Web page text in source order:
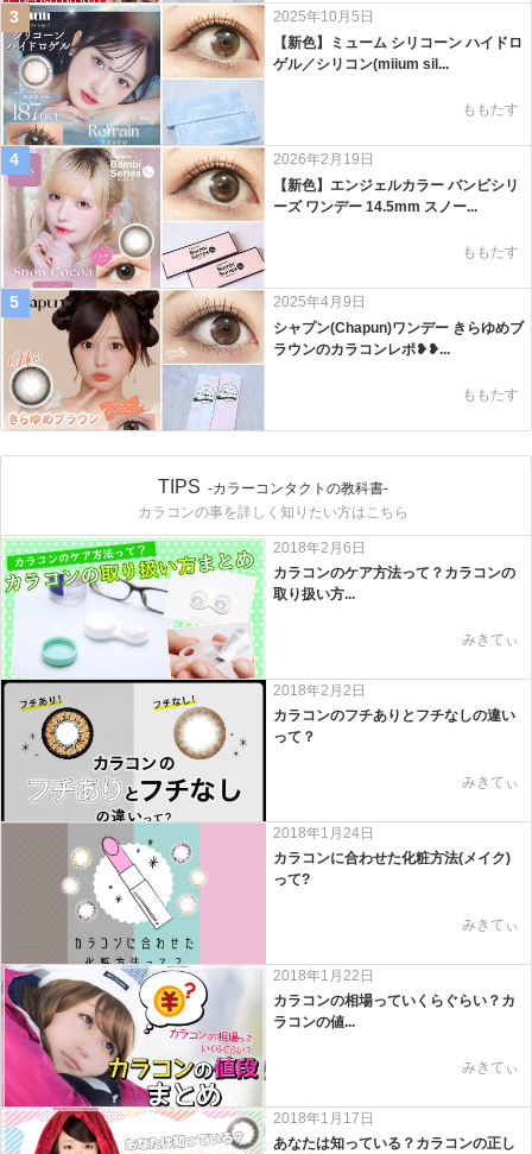
3
2025年10月5日
【新色】ミューム シリコーン ハイドロ
ゲル／シリコン(miium sil...
ももたす
4
2026年2月19日
【新色】エンジェルカラー バンビシリ
ーズ ワンデー 14.5mm スノー...
ももたす
5
2025年4月9日
シャプン(Chapun)ワンデー きらゆめブ
ラウンのカラコンレポ❥❥...
ももたす
TIPS -カラーコンタクトの教科書-
カラコンの事を詳しく知りたい方はこちら
2018年2月6日
カラコンのケア方法って？カラコンの
取り扱い方...
みきてぃ
2018年2月2日
カラコンのフチありとフチなしの違い
って？
みきてぃ
2018年1月24日
カラコンに合わせた化粧方法(メイク)
って?
みきてぃ
2018年1月22日
カラコンの相場っていくらぐらい？カ
ラコンの値...
みきてぃ
2018年1月17日
あなたは知っている？カラコンの正し